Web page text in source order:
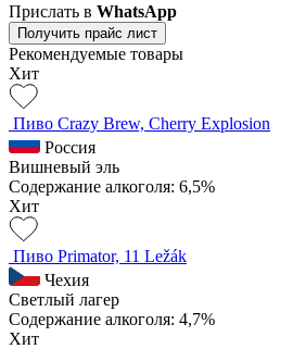
Прислать в WhatsApp
Получить прайс лист
Рекомендуемые товары
Хит
Пиво Crazy Brew, Cherry Explosion
Россия
Вишневый эль
Содержание алкоголя: 6,5%
Хит
Пиво Primator, 11 Ležák
Чехия
Светлый лагер
Содержание алкоголя: 4,7%
Хит